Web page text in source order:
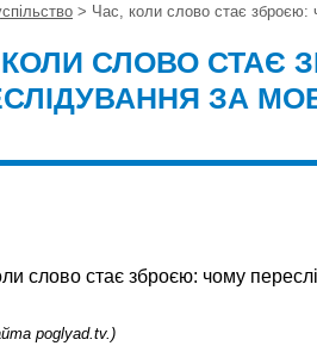
> Час, коли слово стає зброєю:
СЛОВО СТАЄ
ЗА
poglyad.tv.)